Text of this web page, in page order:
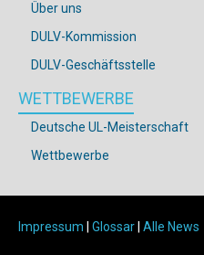
Über uns
DULV-Kommission
DULV-Geschäftsstelle
WETTBEWERBE
Deutsche UL-Meisterschaft
Wettbewerbe
Impressum Glossar Alle News